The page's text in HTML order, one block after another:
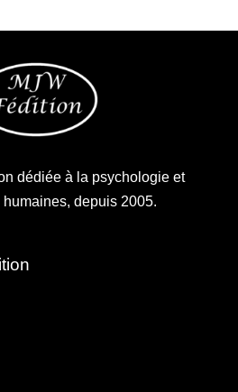
dédiée à la psychologie et
depuis 2005.